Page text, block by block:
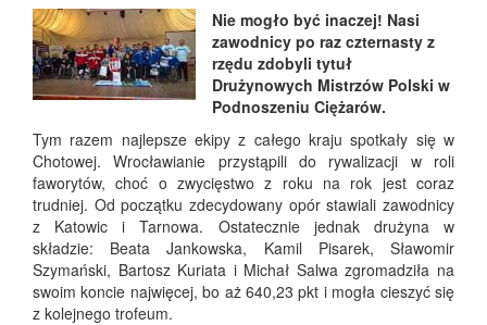
Nie mogło być inaczej! Nasi
zawodnicy po raz czternasty z
rzędu zdobyli tytuł
Drużynowych Mistrzów Polski w
Podnoszeniu Ciężarów.
Tym razem najlepsze ekipy z całego kraju spotkały się w
Chotowej. Wrocławianie przystąpili do rywalizacji w roli
faworytów, choć o zwycięstwo z roku na rok jest coraz
trudniej. Od początku zdecydowany opór stawiali zawodnicy
z Katowic i Tarnowa. Ostatecznie jednak drużyna w
składzie: Beata Jankowska, Kamil Pisarek, Sławomir
Szymański, Bartosz Kuriata i Michał Salwa zgromadziła na
swoim koncie najwięcej, bo aż 640,23 pkt i mogła cieszyć się
z kolejnego trofeum.